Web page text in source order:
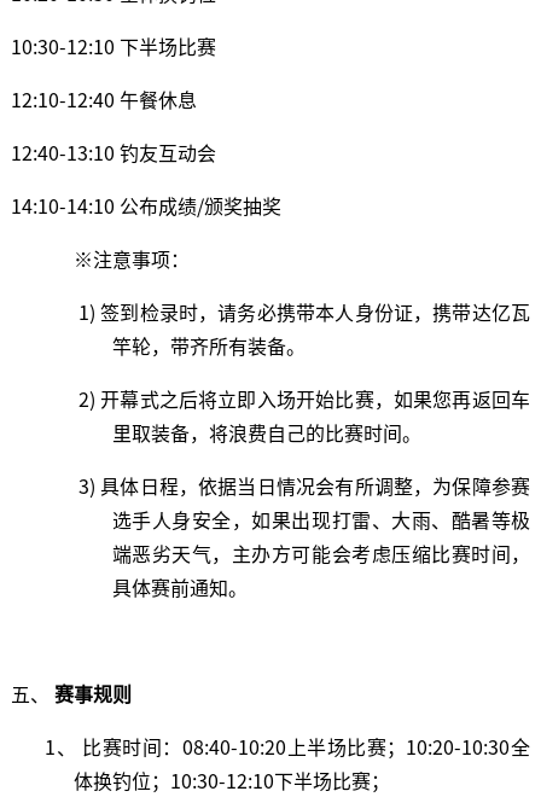
10:30-12:10 下半场比赛
12:10-12:40 午餐休息
12:40-13:10 钓友互动会
14:10-14:10 公布成绩/颁奖抽奖
※注意事项：
1) 签到检录时，请务必携带本人身份证，携带达亿瓦
竿轮，带齐所有装备。
2) 开幕式之后将立即入场开始比赛，如果您再返回车
里取装备，将浪费自己的比赛时间。
3) 具体日程，依据当日情况会有所调整，为保障参赛
选手人身安全，如果出现打雷、大雨、酷暑等极
端恶劣天气，主办方可能会考虑压缩比赛时间，
具体赛前通知。
五、 赛事规则
1、 比赛时间：08:40-10:20上半场比赛；10:20-10:30全
体换钓位；10:30-12:10下半场比赛；